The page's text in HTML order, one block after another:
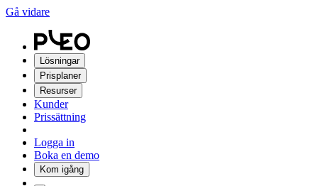
Gå vidare
Lösningar
Prisplaner
Resurser
Kunder
Prissättning
Logga in
Boka en demo
Kom igång